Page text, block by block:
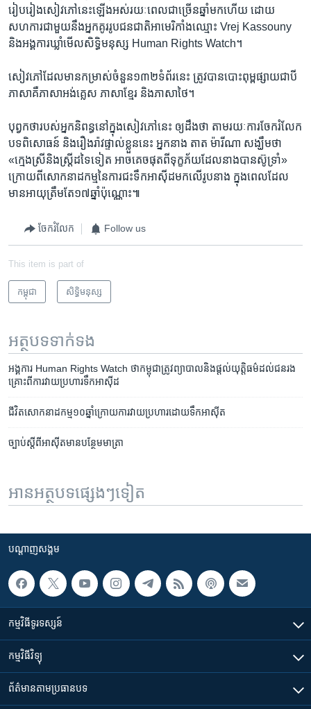
រៀបរៀង​សៀវភៅ​នេះ​ឡើង​អស់​រយៈ​ពេល​ជា​ច្រើន​ឆ្នាំ​មក​ហើយ ដោយ​
សហការ​ជាមួយ​នឹង​អ្នក​គូរ​រូប​ជនជាតិ​អាមេរិកាំង​ឈ្មោះ Vrej Kassouny
និង​អង្គការ​ឃ្លាំ​មើល​សិទ្ធិ​មនុស្ស Human Rights Watch។
សៀវភៅ​ដែល​មាន​កម្រាស់​ចំនួន​១៣២​ទំព័រ​នេះ ត្រូវបាន​បោះពុម្ពផ្សាយ​ជា​បី
ភាសា​គឺ​ភាសាអង់គ្លេស ភាសា​ខ្មែរ និង​ភាសា​ថៃ។
បុព្វកថា​របស់​អ្នក​និពន្ធ​នៅ​ក្នុង​សៀវភៅ​នេះ ឲ្យ​ដឹង​ថា តាម​រយៈ​ការ​ចែក​រំលែក​
បទពិសោធន៍ និង​រឿងរ៉ាវ​ផ្ទាល់​ខ្លួន​នេះ អ្នក​នាង​ តាត ម៉ារីណា សង្ឃឹម​ថា
«ក្មេង​ស្រី​និង​ស្ត្រី​ដទៃទៀត អាច​គេច​ផុត​ពី​ទុក្ខភ័យ​ដែល​នាង​បាន​ស៊ូ​ទ្រាំ‍»
ក្រោយ​ពី​សោកនាដកម្ម​នៃ​ការ​ជះ​ទឹក​អាស៊ីដ​មក​លើ​រូបនាង​ ក្នុង​ពេល​ដែល​
មានអាយុ​ត្រឹម​តែ​១៧​ឆ្នាំ​ប៉ុណ្ណោះ៕
ចែករំលែក Follow us
This item is part of
កម្ពុជា សិទ្ធិ​មនុស្ស
អត្ថបទ​ទាក់ទង
អង្គការ​ Human ​Rights ​Watch ​ថា​កម្ពុជា​ត្រូវ​ព្យាបាល​និង​ផ្តល់​យុត្តិធម៌​ដល់​ជន​រង
គ្រោះ​ពី​ការ​វាយ​ប្រហារ​ទឹក​អាស៊ីដ
ជីវិត​សោក​នាដ​កម្ម​១០​ឆ្នាំក្រោយ​ការ​វាយ​ប្រហារ​ដោយ​ទឹក​អាស៊ីត
ច្បាប់​ស្តីពី​អាស៊ីត​មាន​បន្ថែម​មាត្រា
អានអត្ថបទផ្សេងៗទៀត
បណ្តាញ​សង្គម
កម្មវិធី​ទូរទស្សន៍
កម្មវិធី​វិទ្យុ
ព័ត៌មាន​តាមប្រធានបទ​